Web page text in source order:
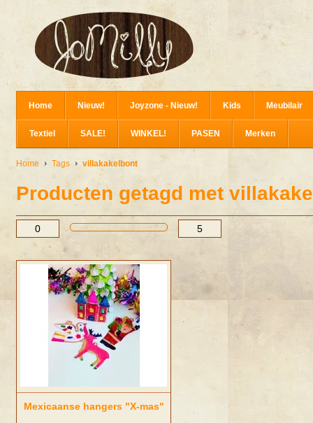
Home Nieuw! Joyzone - Nieuw! Kids Meubilair
Textiel SALE! WINKEL! PASEN Merken
Home Tags villakakelbont
Producten getagd met
Mexicaanse hangers "X-mas"